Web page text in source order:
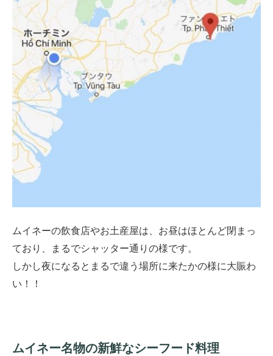
ムイネーの飲食店やお土産屋は、お昼はほとんど閉まっ
ており、まるでシャッター通りの様です。
しかし夜になるとまるで違う場所に来たかの様に大賑わ
い！！
ムイネー名物の新鮮なシーフード料理